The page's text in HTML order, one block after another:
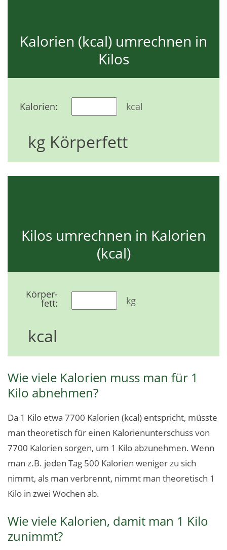
Kalorien (kcal) umrechnen in
Kilos
Kalorien: kcal
kg Körperfett
Kilos umrechnen in Kalorien
(kcal)
Körper-
fett: kg
kcal
Wie viele Kalorien muss man für 1
Kilo abnehmen?
Da 1 Kilo etwa 7700 Kalorien (kcal) entspricht, müsste
man theoretisch für einen Kalorienunterschuss von
7700 Kalorien sorgen, um 1 Kilo abzunehmen. Wenn
man z.B. jeden Tag 500 Kalorien weniger zu sich
nimmt, als man verbrennt, nimmt man theoretisch 1
Kilo in zwei Wochen ab.
Wie viele Kalorien, damit man 1 Kilo
zunimmt?